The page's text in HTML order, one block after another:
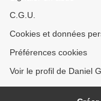
C.G.U.
Cookies et données
Préférences cookies
Voir le profil de Daniel